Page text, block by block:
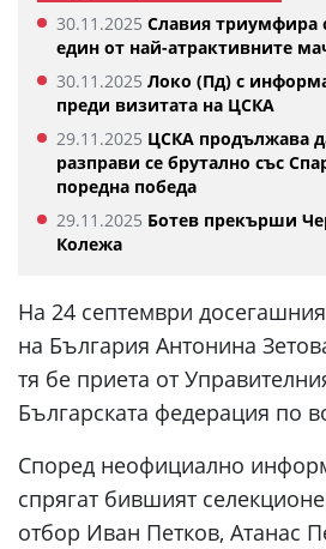
30.11.2025 Славия триумфира
един от най-атрактивните
30.11.2025 Локо (Пд) с
преди визитата на ЦСКА
29.11.2025 ЦСКА продължава
разправи се брутално със
поредна победа
29.11.2025 Ботев прекърши
Колежа
На 24 септември
на България Антонина
тя бе приета от
Българската федерация по
Според неофициално
спрягат бившият
отбор Иван Петков, Атанас